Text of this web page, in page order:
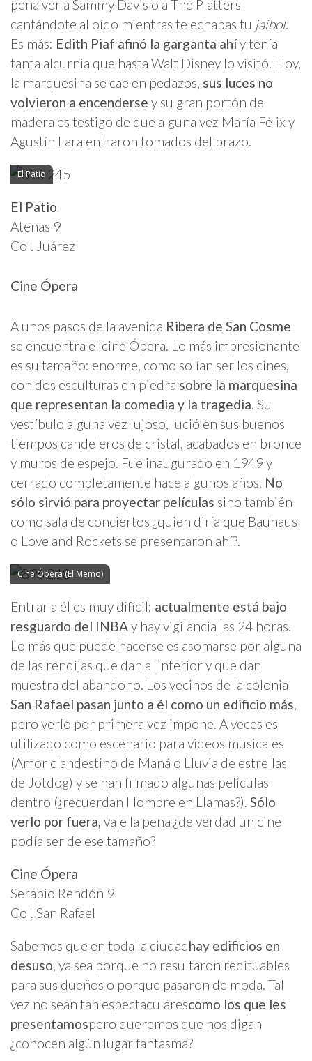
pena ver a Sammy Davis o a The Platters
cantándote al oído mientras te echabas tu jaibol.
Es más: Edith Piaf afinó la garganta ahíy tenía
tanta alcurnia que hasta Walt Disney lo visitó. Hoy,
la marquesina se cae en pedazos, sus luces no
volvieron a encenderse y su gran portón de
madera es testigo de que alguna vez María Félix y
Agustín Lara entraron tomados del brazo.
El Patio
El Patio
Atenas 9
Col. Juárez
Cine Ópera
A unos pasos de la avenida Ribera de San Cosme
se encuentra el cine Ópera. Lo más impresionante
es su tamaño: enorme, como solían ser los cines,
con dos esculturas en piedra sobre la marquesina
que representan la comedia y la tragedia . Su
vestíbulo alguna vez lujoso, lució en sus buenos
tiempos candeleros de cristal, acabados en bronce
y muros de espejo. Fue inaugurado en 1949 y
cerrado completamente hace algunos años. No
sólo sirvió para proyectar películas sino también
como sala de conciertos ¿quien diría que Bauhaus
o Love and Rockets se presentaron ahí?.
Cine Ópera (El Memo)
Entrar a él es muy difícil: actualmente está bajo
resguardo del INBAy hay vigilancia las 24 horas.
Lo más que puede hacerse es asomarse por alguna
de las rendijas que dan al interior y que dan
muestra del abandono. Los vecinos de la colonia
San Rafael pasan junto a él como un edificio más,
pero verlo por primera vez impone. A veces es
utilizado como escenario para videos musicales
(Amor clandestino de Maná o Lluvia de estrellas
de Jotdog) y se han filmado algunas películas
dentro (¿recuerdan Hombre en Llamas?). Sólo
verlo por fuera, vale la pena ¿de verdad un cine
podía ser de ese tamaño?
Cine Ópera
Serapio Rendón 9
Col. San Rafael
Sabemos que en toda la ciudadhay edificios en
desuso, ya sea porque no resultaron redituables
para sus dueños o porque pasaron de moda. Tal
vez no sean tan espectacularescomo los que les
presentamospero queremos que nos digan
¿conocen algún lugar fantasma?